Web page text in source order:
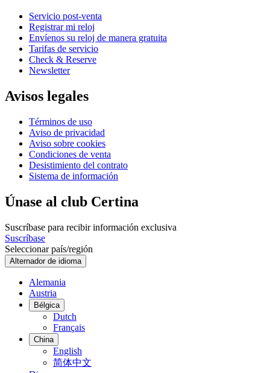
Servicio post-venta
Registrar mi reloj
Envíenos su reloj de manera gratuita
Tarifas de servicio
Check & Reserve
Newsletter
Avisos legales
Términos de uso
Aviso de privacidad
Aviso sobre cookies
Condiciones de venta
Desistimiento del contrato
Sistema de información
Únase al club Certina
Suscríbase para recibir información exclusiva
Suscríbase
Seleccionar país/región
Alternador de idioma
Alemania
Austria
Bélgica
Dutch
Français
China
English
简体中文